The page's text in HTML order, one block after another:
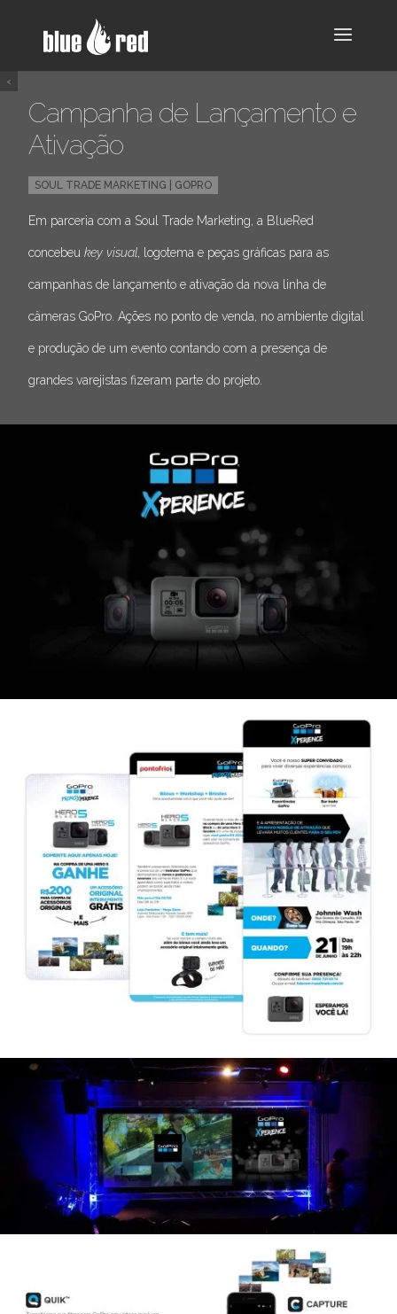
<
Campanha de Lançamento e
Ativação
SOUL TRADE MARKETING | GOPRO
Em parceria com a Soul Trade Marketing, a BlueRed
concebeu key visual , logotema e peças gráficas para as
campanhas de lançamento e ativação da nova linha de
câmeras GoPro. Ações no ponto de venda, no ambiente digital
e produção de um evento contando com a presença de
grandes varejistas fizeram parte do projeto.